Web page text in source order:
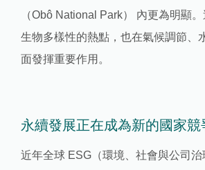
（Obô National Park） 內更為明顯
生物多樣性的熱點，也在氣候調節、
面發揮重要作用。
永續發展正在成為新的國家競
近年全球 ESG（環境、社會與公司